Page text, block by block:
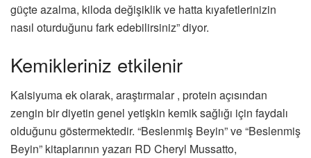
güçte azalma, kiloda değişiklik ve hatta kıyafetlerinizin
nasıl oturduğunu fark edebilirsiniz” diyor.
Kemikleriniz etkilenir
Kalsiyuma ek olarak, araştırmalar , protein açısından
zengin bir diyetin genel yetişkin kemik sağlığı için faydalı
olduğunu göstermektedir. “Beslenmiş Beyin” ve “Beslenmiş
Beyin” kitaplarının yazarı RD Cheryl Mussatto,